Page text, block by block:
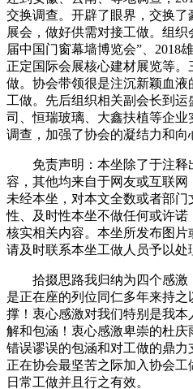
交换调查。开辟了眼界，交换
展会，做好供需对接工做。组织
届中国门窗幕墙博览会”、2018
正定国际会展核心建材展览等
做。协会带领很是注沉新颖血
工做。先后组织相关副会长到
司、恒瑞玻璃、大鑫扶植等企
调查，加强了协会的凝结力和向
免责声明：本坐除了于注释
容，其他均来自于网友或互联
未经本坐，对本文全数或者部
性、及时性本坐不做任何或许
核实相关内容。本坐所发布图片
请及时联系本坐工做人员予以处
拾掇思路我归纳为四个感激
是正在座的列位同仁多年来持
撑！衷心感激对我们特别是我
解和包涵！衷心感激卑崇的杜
错误谬误的包涵和对工做的鼎
正在协会最坚苦之际加入协会
日常工做并且行之有效。